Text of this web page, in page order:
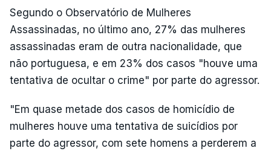
Segundo o Observatório de Mulheres
Assassinadas, no último ano, 27% das mulheres
assassinadas eram de outra nacionalidade, que
não portuguesa, e em 23% dos casos "houve uma
tentativa de ocultar o crime" por parte do agressor.
"Em quase metade dos casos de homicídio de
mulheres houve uma tentativa de suicídios por
parte do agressor, com sete homens a perderem a